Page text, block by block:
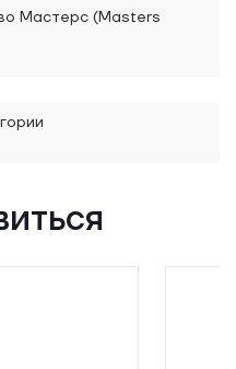
Мастерс (Masters